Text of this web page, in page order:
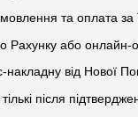
та оплата за
Рахунку або
від Нової
після